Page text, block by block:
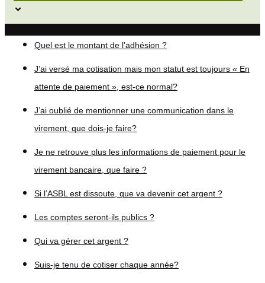
Quel est le montant de l’adhésion ?
J’ai versé ma cotisation mais mon statut est toujours « En
attente de paiement », est-ce normal?
J’ai oublié de mentionner une communication dans le
virement, que dois-je faire?
Je ne retrouve plus les informations de paiement pour le
virement bancaire, que faire ?
Si l’ASBL est dissoute, que va devenir cet argent ?
Les comptes seront-ils publics ?
Qui va gérer cet argent ?
Suis-je tenu de cotiser chaque année?